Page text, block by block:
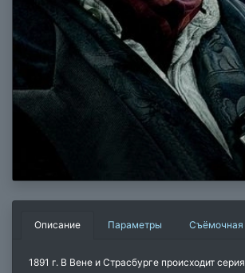
Описание Параметры Съёмочная
1891 г. В Вене и Страсбурге происходит серия